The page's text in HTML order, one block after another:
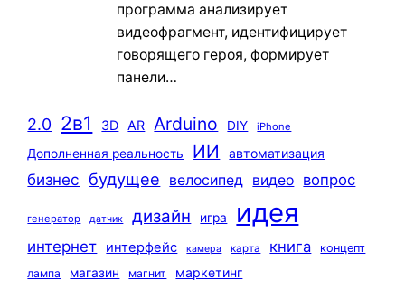
программа анализирует
видеофрагмент, идентифицирует
говорящего героя, формирует
панели…
2.0 2в1 3D AR Arduino DIY iPhone
Дополненная реальность ИИ автоматизация
бизнес будущее велосипед видео вопрос
генератор датчик дизайн игра идея
интернет интерфейс камера карта книга
концепт
лампа
магазин магнит
маркетинг